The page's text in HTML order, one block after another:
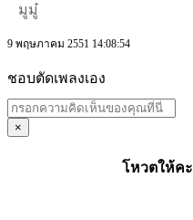
มูมู๋
9 พฤษภาคม 2551 14:08:54
ชอบตัดเพลงเอง
×
โหวตให้ค